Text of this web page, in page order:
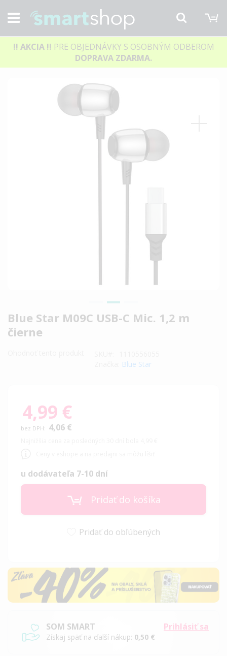
Hľadať
!! AKCIA !! PRE OBJEDNÁVKY S OSOBNÝM ODBEROM
DOPRAVA ZDARMA.
Blue Star M09C USB-C Mic. 1,2 m
čierne
Blue Star
4,99 €
4,06 €
u dodávateľa 7-10 dní
Pridať do košíka
Pridať do obľúbených
Prihlásiť sa
SOM SMART
Získaj späť na ďalší nákup: 0,50 €
Preskočiť
na
začiatok